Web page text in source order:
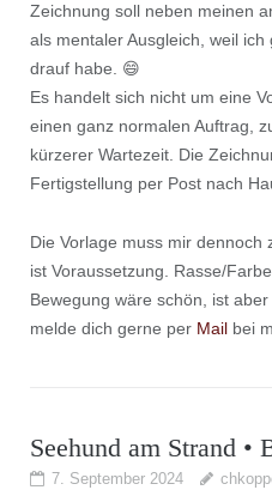
Zeichnung soll neben meinen
als mentaler Ausgleich, weil
drauf habe. 😄
Es handelt sich nicht um eine
einen ganz normalen Auftrag,
kürzerer Wartezeit. Die
Fertigstellung per Post nach
Die Vorlage muss mir
ist Voraussetzung. Rasse/
Bewegung wäre schön, ist
melde dich gerne per Mailbei
Seehund am Strand •
7. September 2024